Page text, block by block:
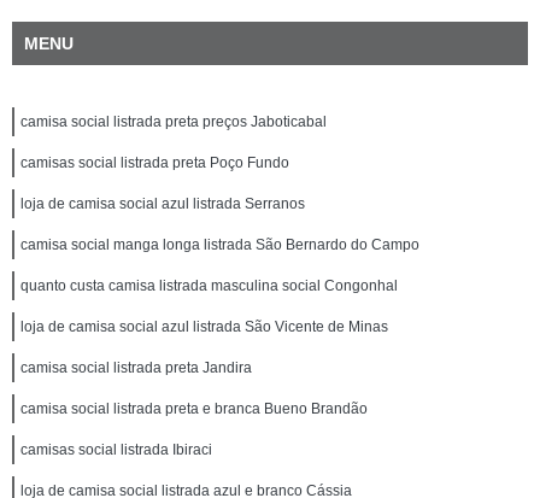
MENU
camisa social listrada preta preços Jaboticabal
camisas social listrada preta Poço Fundo
loja de camisa social azul listrada Serranos
camisa social manga longa listrada São Bernardo do Campo
quanto custa camisa listrada masculina social Congonhal
loja de camisa social azul listrada São Vicente de Minas
camisa social listrada preta Jandira
camisa social listrada preta e branca Bueno Brandão
camisas social listrada Ibiraci
loja de camisa social listrada azul e branco Cássia